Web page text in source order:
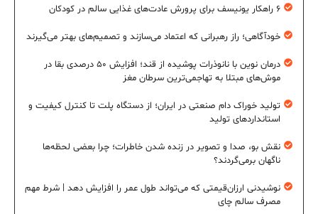
۶ راهکار یونیسف برای پرورش عادت‌های غذایی سالم در کودکان
خودآگاهی؛ راز رهبرانی که اعتماد می‌سازند و تصمیم‌های بهتر می‌گیرند
درمان نوین با نانوذرات پوشیده از قند؛ افزایش ۵۰ درصدی بقا در
موش‌های مبتلا به تهاجمی‌ترین سرطان مغز
تولید خوراک دام صنعتی در ایران؛ از دستگاه پلت تا کنترل کیفیت و
استانداردهای تولید
نقش بو، صدا و تصویر در زنده شدن خاطرات؛ چرا بعضی لحظه‌ها
ناگهان برمی‌گردند؟
نوشیدنی ارزان‌قیمتی که می‌تواند طول عمر را افزایش دهد | شرط مهم
مصرف سالم چای